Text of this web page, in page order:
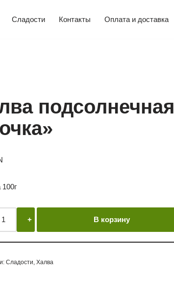
Сладости Контакты Оплата и доставка
подсолнечная
В корзину
Сладости Халва